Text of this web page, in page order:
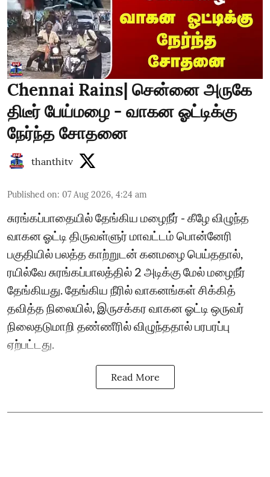
Chennai Rains| சென்னை அருகே
திடீர் பேய்மழை - வாகன ஓட்டிக்கு
நேர்ந்த சோதனை
thanthitv
Published on: 07 Aug 2026, 4:24 am
சுரங்கப்பாதையில் தேங்கிய மழைநீர் - கீழே விழுந்த
வாகன ஓட்டி திருவள்ளுர் மாவட்டம் பொன்னேரி
பகுதியில் பலத்த காற்றுடன் கனமழை பெய்ததால்,
ரயில்வே சுரங்கப்பாலத்தில் 2 அடிக்கு மேல் மழைநீர்
தேங்கியது. தேங்கிய நீரில் வாகனங்கள் சிக்கித்
தவித்த நிலையில், இருசக்கர வாகன ஓட்டி ஒருவர்
நிலைதடுமாறி தண்ணீரில் விழுந்ததால் பரபரப்பு
ஏற்பட்டது.
Read More